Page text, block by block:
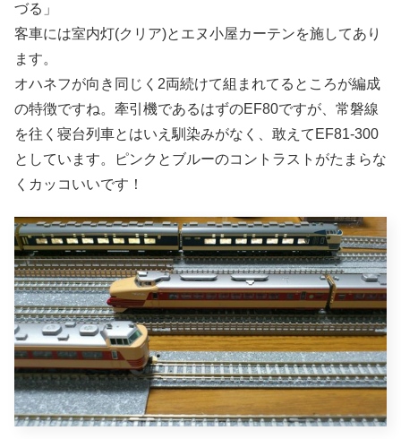
づる」
客車には室内灯(クリア)とエヌ小屋カーテンを施してあり
ます。
オハネフが向き同じく2両続けて組まれてるところが編成
の特徴ですね。牽引機であるはずのEF80ですが、常磐線
を往く寝台列車とはいえ馴染みがなく、敢えてEF81-300
としています。ピンクとブルーのコントラストがたまらな
くカッコいいです！